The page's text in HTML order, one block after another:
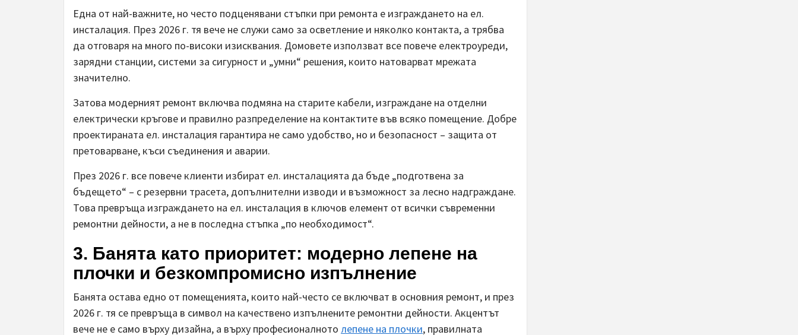
Една от най-важните, но често подценявани стъпки при ремонта е изграждането на ел.
инсталация. През 2026 г. тя вече не служи само за осветление и няколко контакта, а трябва
да отговаря на много по-високи изисквания. Домовете използват все повече електроуреди,
зарядни станции, системи за сигурност и „умни“ решения, които натоварват мрежата
значително.
Затова модерният ремонт включва подмяна на старите кабели, изграждане на отделни
електрически кръгове и правилно разпределение на контактите във всяко помещение. Добре
проектираната ел. инсталация гарантира не само удобство, но и безопасност – защита от
претоварване, къси съединения и аварии.
През 2026 г. все повече клиенти избират ел. инсталацията да бъде „подготвена за
бъдещето“ – с резервни трасета, допълнителни изводи и възможност за лесно надграждане.
Това превръща изграждането на ел. инсталация в ключов елемент от всички съвременни
ремонтни дейности, а не в последна стъпка „по необходимост“.
3. Банята като приоритет: модерно лепене на
плочки и безкомпромисно изпълнение
Банята остава едно от помещенията, които най-често се включват в основния ремонт, и през
2026 г. тя се превръща в символ на качествено изпълнените ремонтни дейности. Акцентът
вече не е само върху дизайна, а върху професионалното лепене на плочки, правилната